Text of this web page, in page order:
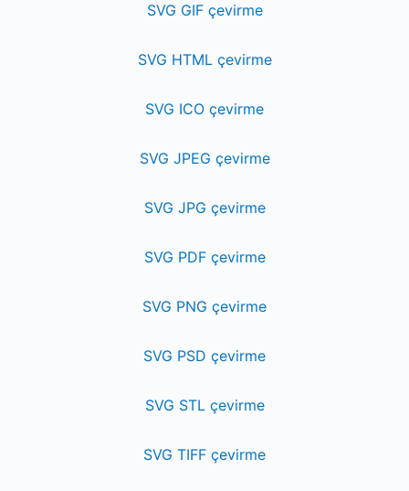
SVG GIF çevirme
SVG HTML çevirme
SVG ICO çevirme
SVG JPEG çevirme
SVG JPG çevirme
SVG PDF çevirme
SVG PNG çevirme
SVG PSD çevirme
SVG STL çevirme
SVG TIFF çevirme